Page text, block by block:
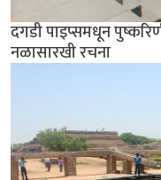
दगडी पाइप्समधून
नळासारखी रचना